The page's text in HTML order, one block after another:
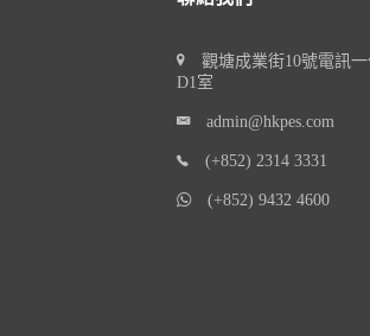
觀塘成業街10號電訊一
D1室
admin@hkpes.com
(+852) 2314 3331
(+852) 9432 4600